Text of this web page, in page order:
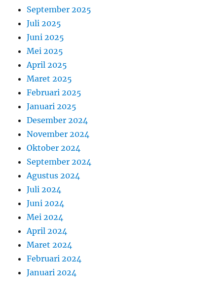
September 2025
Juli 2025
Juni 2025
Mei 2025
April 2025
Maret 2025
Februari 2025
Januari 2025
Desember 2024
November 2024
Oktober 2024
September 2024
Agustus 2024
Juli 2024
Juni 2024
Mei 2024
April 2024
Maret 2024
Februari 2024
Januari 2024